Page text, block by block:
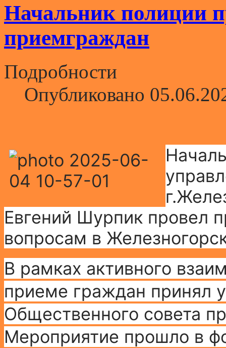
Начальник полиции
приемграждан
Подробности
Опубликовано
Евгений Шурпик провел
вопросам в
В рамках активного
приеме граждан принял
Общественного совета
Мероприятие прошло в